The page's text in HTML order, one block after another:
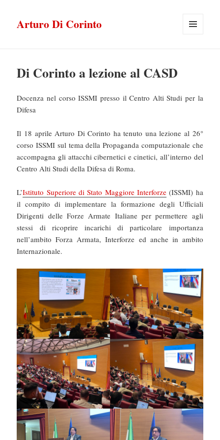
Arturo Di Corinto
Di Corinto a lezione al CASD
Docenza nel corso ISSMI presso il Centro Alti Studi per la
Difesa
Il 18 aprile Arturo Di Corinto ha tenuto una lezione al 26°
corso ISSMI sul tema della Propaganda computazionale che
accompagna gli attacchi cibernetici e cinetici, all’interno del
Centro Alti Studi della Difesa di Roma.
L’Istituto Superiore di Stato Maggiore Interforze(ISSMI) ha
il compito di implementare la formazione degli Ufficiali
Dirigenti delle Forze Armate Italiane per permettere agli
stessi di ricoprire incarichi di particolare importanza
nell’ambito Forza Armata, Interforze ed anche in ambito
Internazionale.